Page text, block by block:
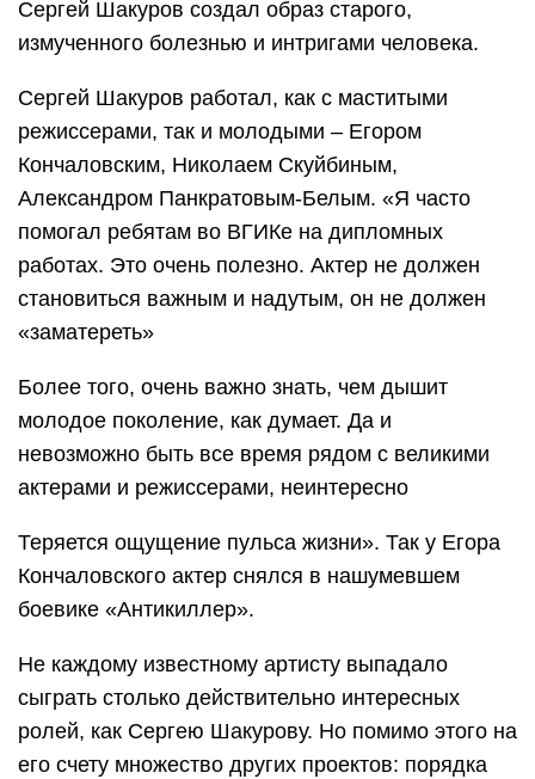
Сергей Шакуров создал образ старого,
измученного болезнью и интригами человека.
Сергей Шакуров работал, как с маститыми
режиссерами, так и молодыми – Егором
Кончаловским, Николаем Скуйбиным,
Александром Панкратовым-Белым. «Я часто
помогал ребятам во ВГИКе на дипломных
работах. Это очень полезно. Актер не должен
становиться важным и надутым, он не должен
«заматереть»
Более того, очень важно знать, чем дышит
молодое поколение, как думает. Да и
невозможно быть все время рядом с великими
актерами и режиссерами, неинтересно
Теряется ощущение пульса жизни». Так у Егора
Кончаловского актер снялся в нашумевшем
боевике «Антикиллер».
Не каждому известному артисту выпадало
сыграть столько действительно интересных
ролей, как Сергею Шакурову. Но помимо этого на
его счету множество других проектов: порядка